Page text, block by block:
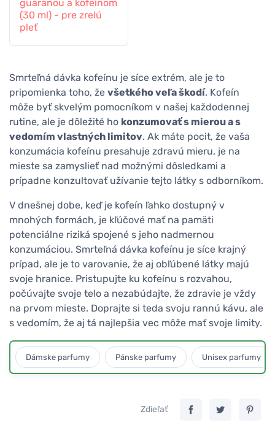
guaranou a kofeínom
(30 ml) - pre zrelú
pleť
Smrteľná dávka kofeínu je síce extrém, ale je to
pripomienka toho, že všetkého veľa škodí. Kofeín
môže byť skvelým pomocníkom v našej každodennej
rutine, ale je dôležité ho konzumovať s mierou a s
vedomím vlastných limitov. Ak máte pocit, že vaša
konzumácia kofeínu presahuje zdravú mieru, je na
mieste sa zamyslieť nad možnými dôsledkami a
prípadne konzultovať užívanie tejto látky s odborníkom.
V dnešnej dobe, keď je kofeín ľahko dostupný v
mnohých formách, je kľúčové mať na pamäti
potenciálne riziká spojené s jeho nadmernou
konzumáciou. Smrteľná dávka kofeínu je síce krajný
prípad, ale je to varovanie, že aj obľúbené látky majú
svoje hranice. Pristupujte ku kofeínu s rozvahou,
počúvajte svoje telo a nezabúdajte, že zdravie je vždy
na prvom mieste. Doprajte si teda svoju rannú kávu, ale
s vedomím, že aj tá najlepšia vec môže mať svoje limity.
Dámske parfumy Pánske parfumy Unisex parfumy
Zdieľať